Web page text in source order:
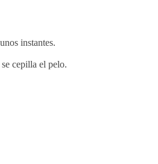
instantes.
cepilla el pelo.